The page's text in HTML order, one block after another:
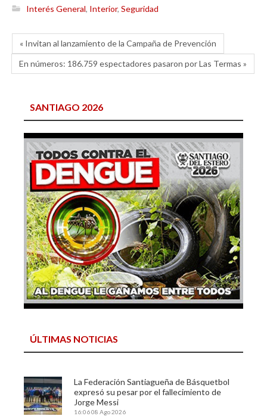
Interés General, Interior, Seguridad
« Invitan al lanzamiento de la Campaña de Prevención
En números: 186.759 espectadores pasaron por Las Termas »
SANTIAGO 2026
ÚLTIMAS NOTICIAS
La Federación Santiagueña de Básquetbol
expresó su pesar por el fallecimiento de
Jorge Messi
16:0608 Ago 2026